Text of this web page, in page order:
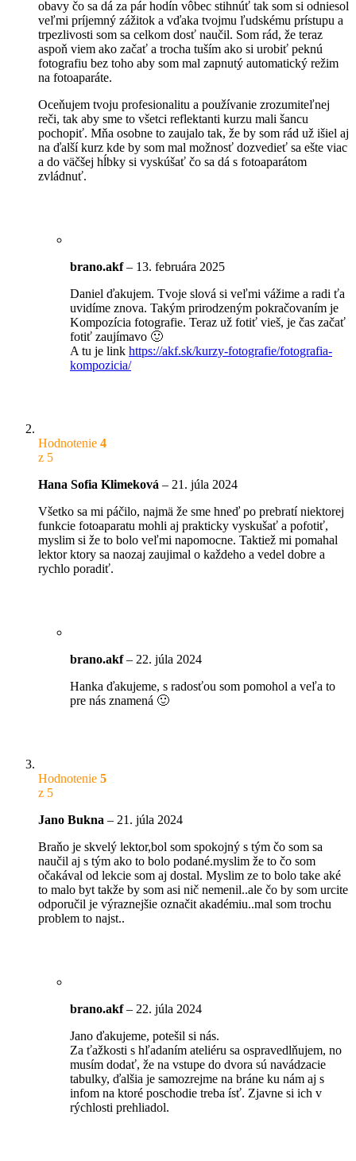
obavy čo sa dá za pár hodín vôbec stihnúť tak som si odniesol
veľmi príjemný zážitok a vďaka tvojmu ľudskému prístupu a
trpezlivosti som sa celkom dosť naučil. Som rád, že teraz
aspoň viem ako začať a trocha tuším ako si urobiť peknú
fotografiu bez toho aby som mal zapnutý automatický režim
na fotoaparáte.
Oceňujem tvoju profesionalitu a používanie zrozumiteľnej
reči, tak aby sme to všetci reflektanti kurzu mali šancu
pochopiť. Mňa osobne to zaujalo tak, že by som rád už išiel aj
na ďalší kurz kde by som mal možnosť dozvedieť sa ešte viac
a do väčšej hĺbky si vyskúšať čo sa dá s fotoaparátom
zvládnuť.
brano.akf– 13. februára 2025
Daniel ďakujem. Tvoje slová si veľmi vážime a radi ťa
uvidíme znova. Takým prirodzeným pokračovaním je
Kompozícia fotografie. Teraz už fotiť vieš, je čas začať
fotiť zaujímavo 🙂
A tu je link https://akf.sk/kurzy-fotografie/fotografia-
kompozicia/
Hodnotenie 4
z 5
Hana Sofia Klimeková – 21. júla 2024
Všetko sa mi páčilo, najmä že sme hneď po prebratí niektorej
funkcie fotoaparatu mohli aj prakticky vyskušať a pofotiť,
myslim si že to bolo veľmi napomocne. Taktiež mi pomahal
lektor ktory sa naozaj zaujimal o každeho a vedel dobre a
rychlo poradiť.
brano.akf– 22. júla 2024
Hanka ďakujeme, s radosťou som pomohol a veľa to
pre nás znamená 🙂
Hodnotenie 5
z 5
Jano Bukna – 21. júla 2024
Braňo je skvelý lektor,bol som spokojný s tým čo som sa
naučil aj s tým ako to bolo podané.myslim že to čo som
očakával od lekcie som aj dostal. Myslim ze to bolo take aké
to malo byt takže by som asi nič nemenil..ale čo by som urcite
odporučil je výraznejšie označit akadémiu..mal som trochu
problem to najst..
brano.akf– 22. júla 2024
Jano ďakujeme, potešil si nás.
Za ťažkosti s hľadaním ateliéru sa ospravedlňujem, no
musím dodať, že na vstupe do dvora sú navádzacie
tabulky, ďalšia je samozrejme na bráne ku nám aj s
infom na ktoré poschodie treba ísť. Zjavne si ich v
rýchlosti prehliadol.